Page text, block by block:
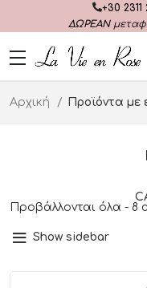
+30 2311
ΔΩΡΕΑΝ
Αρχική Προϊόντα με
Προβάλλονται όλα - 8
Show sidebar